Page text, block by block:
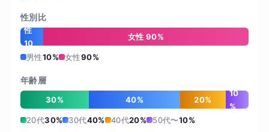
性別比
男
性
10
%
女性 90%
男性10% 女性90%
年齢層
30% 40% 20%
10
%
20代30% 30代40% 40代20% 50代〜10%